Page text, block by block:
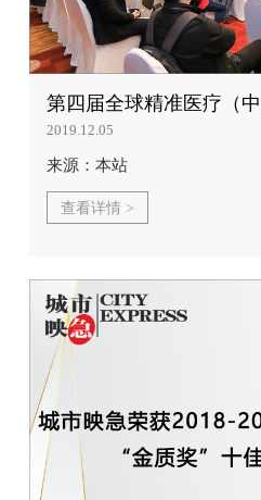
第四届全球精准医疗（
2019.12.05
来源：本站
查看详情 >